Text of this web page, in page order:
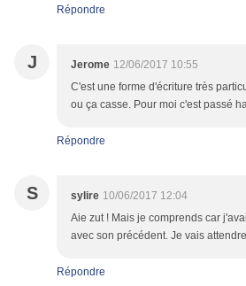
Répondre
J Jerome 12/06/2017 10:55
C'est une forme d'écriture très
ou ça casse. Pour moi c'est passé
Répondre
S sylire 10/06/2017 12:04
Aie zut ! Mais je comprends car
avec son précédent. Je vais
Répondre